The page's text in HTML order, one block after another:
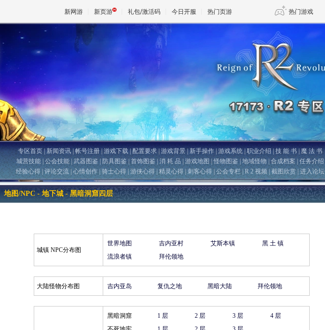
新网游 新页游 礼包/激活码 今日开服 热门页游 热门游戏
魔兽 DNF 传奇4
剑网3旗舰版
王权与自由 诛仙世界 仙剑世界
专区首页|新闻资讯|帐号注册|游戏下载|配置要求 游戏背景|新手操作|游戏系统|职业介绍 |技 能 书 | 魔 法 书
城营技能 公会技能 武器图鉴 防具图鉴 首饰图鉴 消 耗 品 游戏地图 |怪物图鉴 地域怪物 | 合成档案 | 任务介绍
经验心得 评论交流 心情创作 骑士心得 游侠心得 精灵心得 刺客心得 公会专栏 R 2 视频 截图欣赏 进入论坛
地图/NPC - 地下城 - 黑暗洞窟四层
城镇 NPC分布图
世界地图 吉内亚村 艾斯本镇
黑 土 镇
流浪者镇
拜伦领地
大陆怪物分布图 吉内亚岛 复仇之地 黑暗大陆 拜伦领地
黑暗洞窟 1 层 2 层 3 层
4 层